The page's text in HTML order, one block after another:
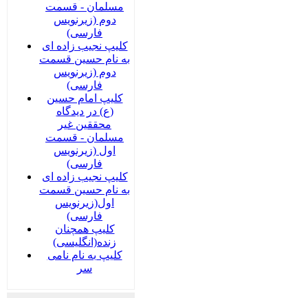
مسلمان - قسمت
دوم (زیرنویس
فارسی)
کلیپ نجیب زاده ای
به نام حسین قسمت
دوم (زیرنویس
فارسی)
کلیپ امام حسین
(ع) در دیدگاه
محققین غیر
مسلمان - قسمت
اول (زیرنویس
فارسی)
کلیپ نجیب زاده ای
به نام حسین قسمت
اول(زیرنویس
فارسی)
کلیپ همچنان
زنده(انگلیسی)
کلیپ به نام نامی
سر